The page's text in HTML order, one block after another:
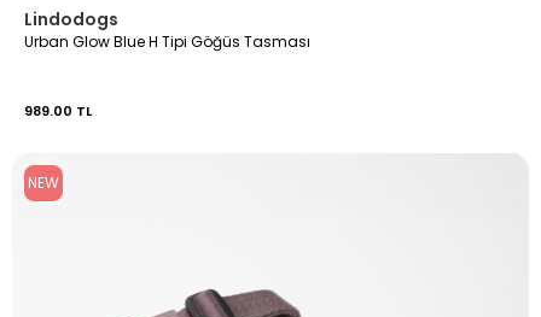
Lindodogs
Urban Glow Blue H Tipi Göğüs Tasması
989.00 TL
NEW